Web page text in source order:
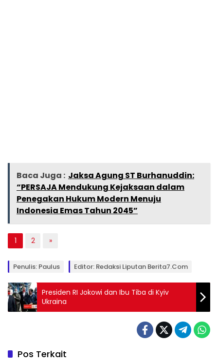
Baca Juga : Jaksa Agung ST Burhanuddin:
“PERSAJA Mendukung Kejaksaan dalam
Penegakan Hukum Modern Menuju
Indonesia Emas Tahun 2045”
1 2 »
Penulis: Paulus Editor: Redaksi Liputan Berita7.com
Presiden RI Jokowi dan Ibu Tiba di Kyiv
Ukraina
Pos Terkait